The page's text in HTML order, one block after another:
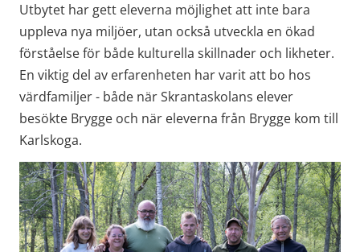
Utbytet har gett eleverna möjlighet att inte bara
uppleva nya miljöer, utan också utveckla en ökad
förståelse för både kulturella skillnader och likheter.
En viktig del av erfarenheten har varit att bo hos
värdfamiljer - både när Skrantaskolans elever
besökte Brygge och när eleverna från Brygge kom till
Karlskoga.